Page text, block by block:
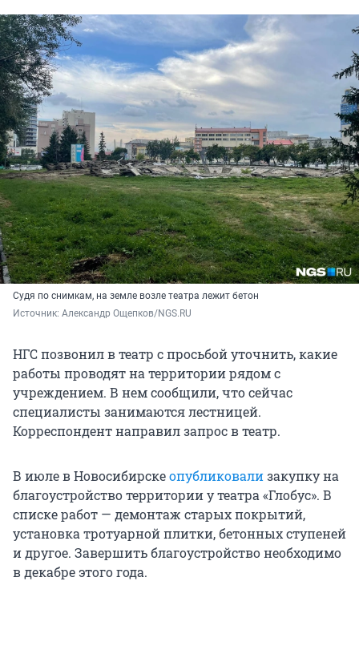
Судя по снимкам, на земле возле театра лежит бетон
Источник: Александр Ощепков/NGS.RU
НГС позвонил в театр с просьбой уточнить, какие
работы проводят на территории рядом с
учреждением. В нем сообщили, что сейчас
специалисты занимаются лестницей.
Корреспондент направил запрос в театр.
В июле в Новосибирскеопубликовализакупку на
благоустройство территории у театра «Глобус». В
списке работ — демонтаж старых покрытий,
установка тротуарной плитки, бетонных ступеней
и другое. Завершить благоустройство необходимо
в декабре этого года.